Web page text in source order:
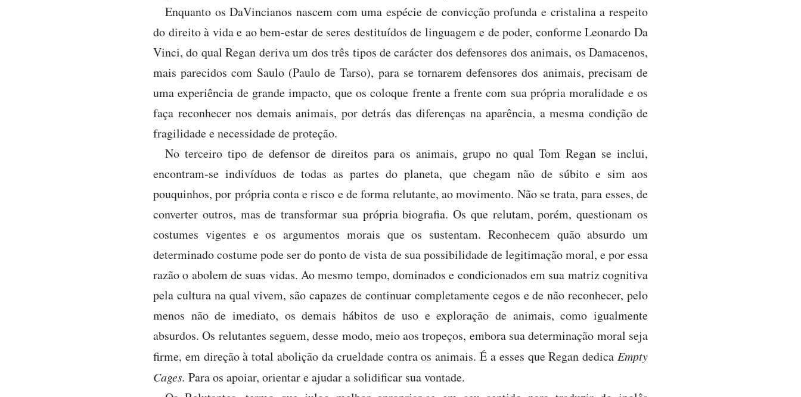
Enquanto os DaVincianos nascem com uma espécie de convicção profunda e cristalina a respeito
do direito à vida e ao bem-estar de seres destituídos de linguagem e de poder, conforme Leonardo Da
Vinci, do qual Regan deriva um dos três tipos de carácter dos defensores dos animais, os Damacenos,
mais parecidos com Saulo (Paulo de Tarso), para se tornarem defensores dos animais, precisam de
uma experiência de grande impacto, que os coloque frente a frente com sua própria moralidade e os
faça reconhecer nos demais animais, por detrás das diferenças na aparência, a mesma condição de
fragilidade e necessidade de proteção.
No terceiro tipo de defensor de direitos para os animais, grupo no qual Tom Regan se inclui,
encontram-se indivíduos de todas as partes do planeta, que chegam não de súbito e sim aos
pouquinhos, por própria conta e risco e de forma relutante, ao movimento. Não se trata, para esses, de
converter outros, mas de transformar sua própria biografia. Os que relutam, porém, questionam os
costumes vigentes e os argumentos morais que os sustentam. Reconhecem quão absurdo um
determinado costume pode ser do ponto de vista de sua possibilidade de legitimação moral, e por essa
razão o abolem de suas vidas. Ao mesmo tempo, dominados e condicionados em sua matriz cognitiva
pela cultura na qual vivem, são capazes de continuar completamente cegos e de não reconhecer, pelo
menos não de imediato, os demais hábitos de uso e exploração de animais, como igualmente
absurdos. Os relutantes seguem, desse modo, meio aos tropeços, embora sua determinação moral seja
firme, em direção à total abolição da crueldade contra os animais. É a esses que Regan dedica Empty
Cages. Para os apoiar, orientar e ajudar a solidificar sua vontade.